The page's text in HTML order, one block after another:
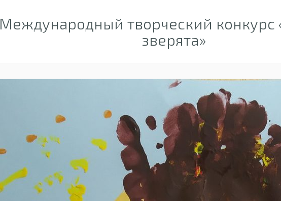
Международный творческий конкурс
зверята»